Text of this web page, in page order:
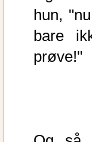
hun,
bare
prøve!"